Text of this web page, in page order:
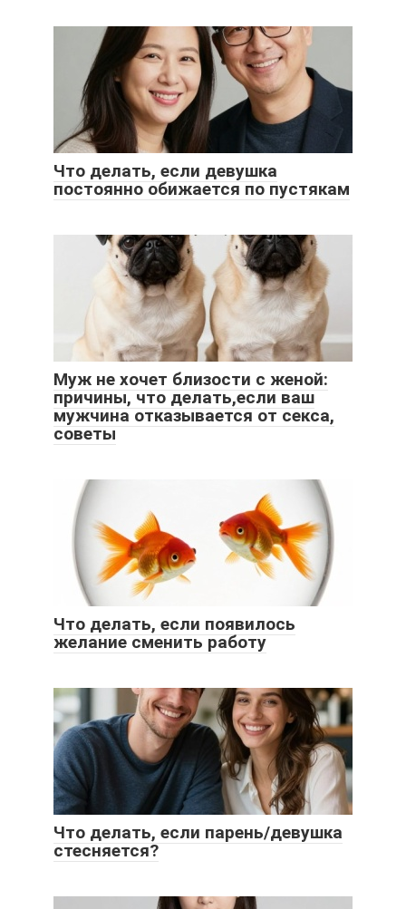
Что делать, если девушка
постоянно обижается по пустякам
Муж не хочет близости с женой:
причины, что делать,если ваш
мужчина отказывается от секса,
советы
Что делать, если появилось
желание сменить работу
Что делать, если парень/девушка
стесняется?